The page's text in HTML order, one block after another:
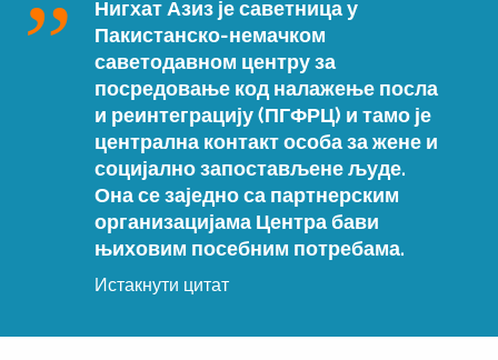
Нигхат Азиз је саветница у
Пакистанско-немачком
саветодавном центру за
посредовање код налажење посла
и реинтеграцију (ПГФРЦ) и тамо је
централна контакт особа за жене и
социјално запостављене људе.
Она се заједно са партнерским
организацијама Центра бави
њиховим посебним потребама.
Истакнути цитат